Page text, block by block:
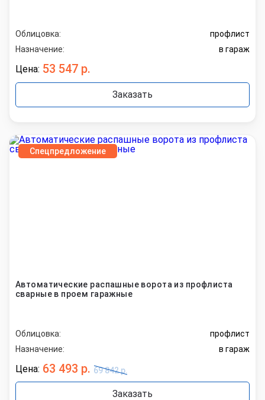
Облицовка:
профлист
Назначение:
в гараж
Цена: 53 547 р.
Заказать
Спецпредложение
Автоматические распашные ворота из профлиста
сварные в проем гаражные
Облицовка:
профлист
Назначение:
в гараж
Цена: 63 493 р. 69 842 р.
Заказать